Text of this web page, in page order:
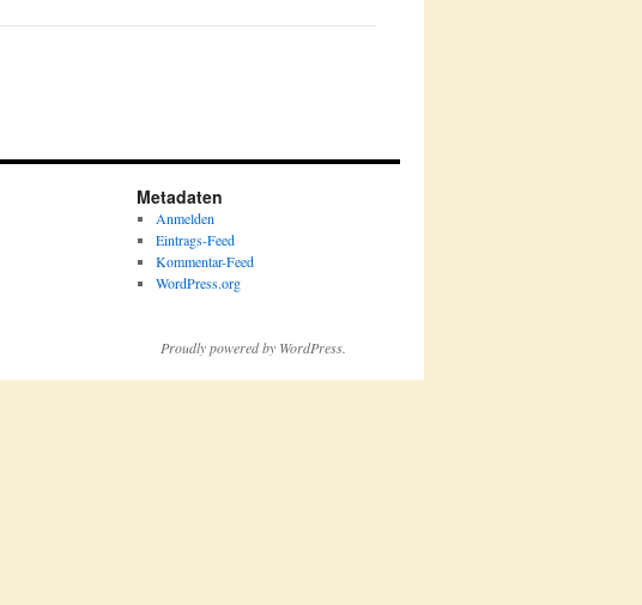
Metadaten
Anmelden
Eintrags-Feed
Kommentar-Feed
WordPress.org
Proudly powered by WordPress.